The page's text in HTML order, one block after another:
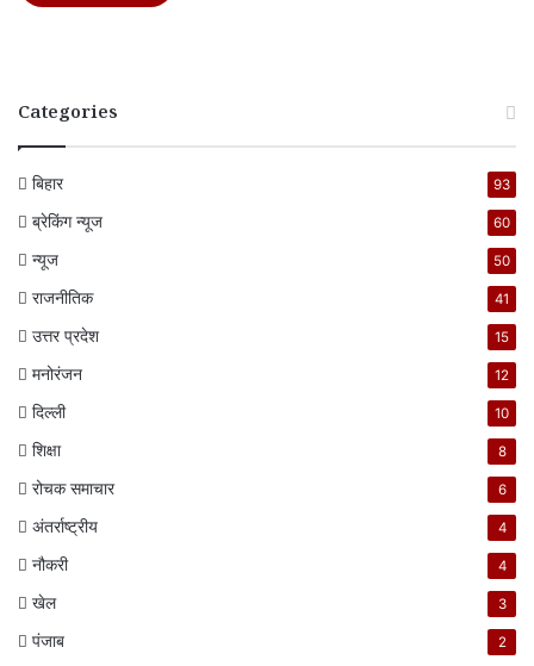
Categories
बिहार 93
ब्रेकिंग न्यूज 60
न्यूज 50
राजनीतिक 41
उत्तर प्रदेश 15
मनोरंजन 12
दिल्ली 10
शिक्षा 8
रोचक समाचार 6
अंतर्राष्ट्रीय 4
नौकरी 4
खेल 3
पंजाब 2